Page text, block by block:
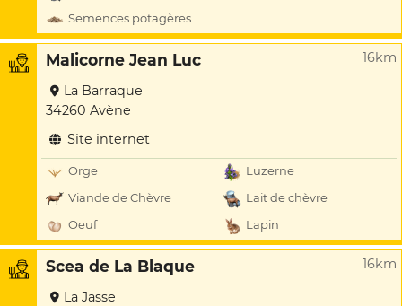
Semences potagères
Malicorne Jean Luc 16km
La Barraque
34260 Avène
Site internet
Orge
Luzerne
Viande de Chèvre
Lait de chèvre
Oeuf
Lapin
Scea de La Blaque 16km
La Jasse